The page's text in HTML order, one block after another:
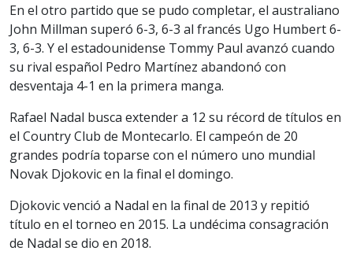
En el otro partido que se pudo completar, el australiano
John Millman superó 6-3, 6-3 al francés Ugo Humbert 6-
3, 6-3. Y el estadounidense Tommy Paul avanzó cuando
su rival español Pedro Martínez abandonó con
desventaja 4-1 en la primera manga.
Rafael Nadal busca extender a 12 su récord de títulos en
el Country Club de Montecarlo. El campeón de 20
grandes podría toparse con el número uno mundial
Novak Djokovic en la final el domingo.
Djokovic venció a Nadal en la final de 2013 y repitió
título en el torneo en 2015. La undécima consagración
de Nadal se dio en 2018.